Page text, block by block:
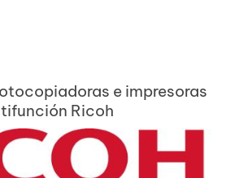
e impresoras
Ricoh